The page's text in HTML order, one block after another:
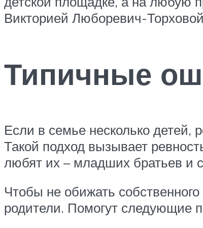
Викторией Люборевич-
Типичные
Если в семье несколько
Такой подход вызывает
любят их – младших братьев и
Чтобы не обижать
родители. Помогут следующие